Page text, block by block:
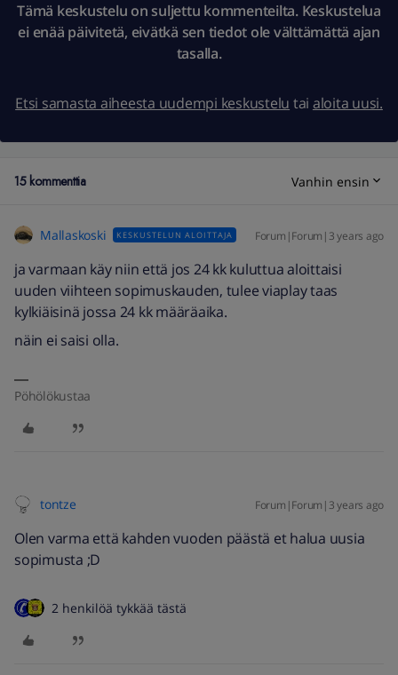
Tämä keskustelu on suljettu kommenteilta. Keskustelua
ei enää päivitetä, eivätkä sen tiedot ole välttämättä ajan
tasalla.
Etsi samasta aiheesta uudempi keskustelu tai aloita uusi.
15 kommenttia Vanhin ensin
Mallaskoski KESKUSTELUN ALOITTAJA Forum|Forum|3 years ago
ja varmaan käy niin että jos 24 kk kuluttua aloittaisi
uuden viihteen sopimuskauden, tulee viaplay taas
kylkiäisinä jossa 24 kk määräaika.
näin ei saisi olla.
Pöhölökustaa
tontze Forum|Forum|3 years ago
Olen varma että kahden vuoden päästä et halua uusia
sopimusta ;D
2 henkilöä tykkää tästä